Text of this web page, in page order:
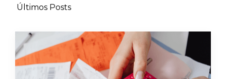
Últimos Posts